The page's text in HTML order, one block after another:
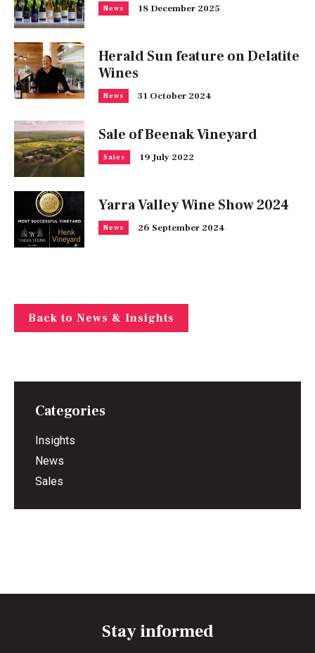
News 18 December 2025
Herald Sun feature on Delatite
Wines
News 31 October 2024
Sale of Beenak Vineyard
Sales 19 July 2022
Yarra Valley Wine Show 2024
News 26 September 2024
Back to News & Insights
Categories
Insights
News
Sales
Stay informed